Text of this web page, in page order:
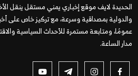
الحديدة لايف موقع إخباري يمني مستقل ينقل
والدولية بمصداقية وسرعة، مع تركيز خاص على
عمومًا، ومتابعة مستمرة للأحداث السياسية
مدار الساعة.